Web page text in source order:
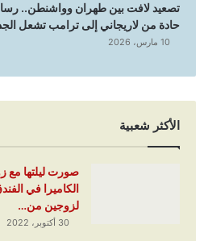
تصعيد لافت بين طهران وواشنطن..
حادة من لاريجاني إلى ترامب تشعل
10 مارس، 2026
الأكثر شعبية
صورت ليلتها مع
الكاميرا في
لزوجين من…
30 أكتوبر، 2022